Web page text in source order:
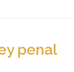
penal